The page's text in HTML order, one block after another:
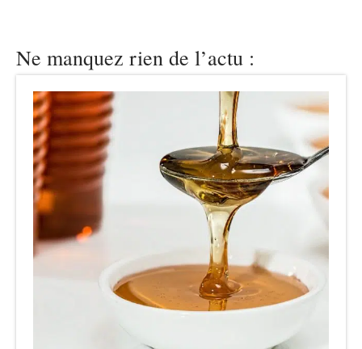
Ne manquez rien de l’actu :